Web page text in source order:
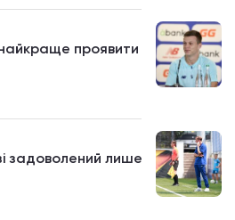
проявити
задоволений лише